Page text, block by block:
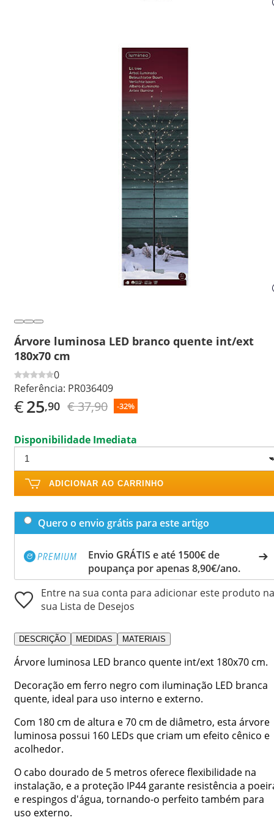
Árvore luminosa LED branco quente int/ext
180x70 cm
0
Referência: PR036409
€25,90 € 37,90 -32%
Disponibilidade Imediata
ADICIONAR AO CARRINHO
Quero o envio grátis para este artigo
Envio GRÁTIS e até 1500€ de
poupança por apenas 8,90€/ano.
Entre na sua conta para adicionar este produto na
sua Lista de Desejos
DESCRIÇÃO MEDIDAS MATERIAIS
Árvore luminosa LED branco quente int/ext 180x70 cm.
Decoração em ferro negro com iluminação LED branca
quente, ideal para uso interno e externo.
Com 180 cm de altura e 70 cm de diâmetro, esta árvore
luminosa possui 160 LEDs que criam um efeito cênico e
acolhedor.
O cabo dourado de 5 metros oferece flexibilidade na
instalação, e a proteção IP44 garante resistência a
e respingos d'água, tornando-o perfeito também para
uso externo.